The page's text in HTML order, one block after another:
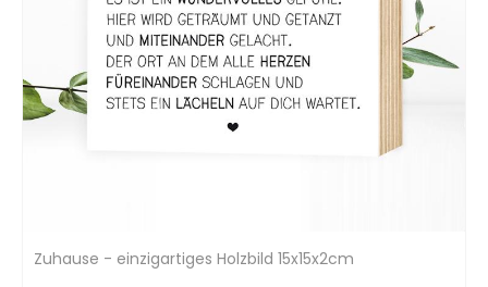
Zuhause - einzigartiges Holzbild 15x15x2cm